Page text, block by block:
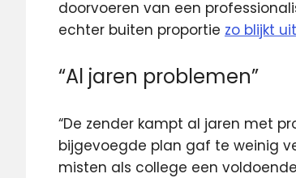
doorvoeren van een
echter buiten proportie zo blijkt
“Al jaren problemen”
“De zender kampt al jaren met
bijgevoegde plan gaf te weinig
misten als college een